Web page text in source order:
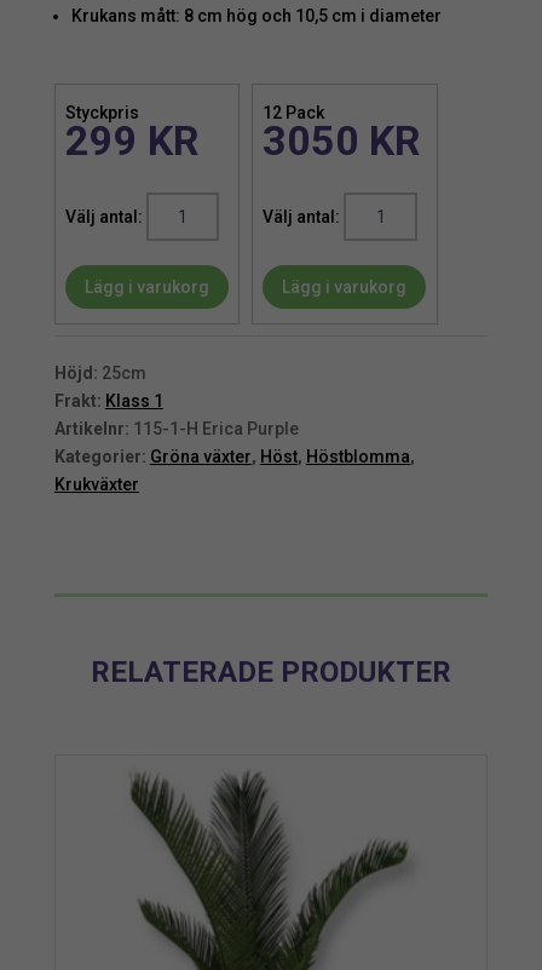
Krukans mått: 8 cm hög och 10,5 cm i diameter
Styckpris
299 KR
LJUNG
LILA
HÖSTLJUNG
Lägg i varukorg
12 Pack
3050 KR
LJUNG
LILA
HÖSTLJUNG
Lägg i varukorg
Höjd: 25cm
Frakt: Klass 1
Artikelnr: 115-1-H Erica Purple
Kategorier: Gröna växter, Höst, Höstblomma,
Krukväxter
RELATERADE PRODUKTER